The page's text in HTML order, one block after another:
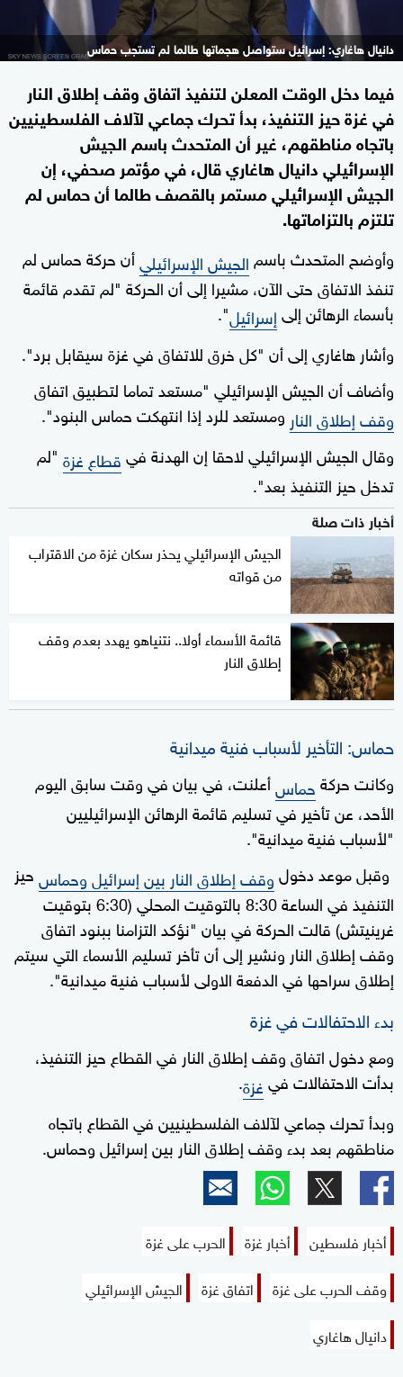
دانيال هاغاري: إسرائيل ستواصل هجماتها طالما لم تستجب حماس
فيما دخل الوقت المعلن لتنفيذ اتفاق وقف إطلاق النار
في غزة حيز التنفيذ، بدأ تحرك جماعي لآلاف الفلسطينيين
باتجاه مناطقهم، غير أن المتحدث باسم الجيش
الإسرائيلي دانيال هاغاري قال، في مؤتمر صحفي، إن
الجيش الإسرائيلي مستمر بالقصف طالما أن حماس لم
تلتزم بالتزاماتها.
وأوضح المتحدث باسمالجيش الإسرائيليأن حركة حماس لم
تنفذ الاتفاق حتى الآن، مشيرا إلى أن الحركة "لم تقدم قائمة
بأسماء الرهائن إلىإسرائيل".
وأشار هاغاري إلى أن "كل خرق للاتفاق في غزة سيقابل برد".
وأضاف أن الجيش الإسرائيلي "مستعد تماما لتطبيق اتفاق
وقف إطلاق النار ومستعد للرد إذا انتهكت حماس البنود".
وقال الجيش الإسرائيلي لاحقا إن الهدنة فيقطاع غزة "لم
تدخل حيز التنفيذ بعد".
أخبار ذات صلة
الجيش الإسرائيلي يحذر سكان غزة من الاقتراب
من قواته
قائمة الأسماء أولا.. نتنياهو يهدد بعدم وقف
إطلاق النار
حماس: التأخير لأسباب فنية ميدانية
وكانت حركةحماسأعلنت، في بيان في وقت سابق اليوم
الأحد، عن تأخير في تسليم قائمة الرهائن الإسرائيليين
"لأسباب فنية ميدانية".
وقبل موعد دخولوقف إطلاق النار بين إسرائيل وحماسحيز
التنفيذ في الساعة 8:30 بالتوقيت المحلي (6:30 بتوقيت
غرينيتش) قالت الحركة في بيان "نؤكد التزامنا ببنود اتفاق
وقف إطلاق النار ونشير إلى أن تأخر تسليم الأسماء التي سيتم
إطلاق سراحها في الدفعة الاولى لأسباب فنية ميدانية".
بدء الاحتفالات في غزة
ومع دخول اتفاق وقف إطلاق النار في القطاع حيز التنفيذ،
بدأت الاحتفالات فيغزة.
وبدأ تحرك جماعي لآلاف الفلسطينيين في القطاع باتجاه
مناطقهم بعد بدء وقف إطلاق النار بين إسرائيل وحماس.
أخبار فلسطين أخبار غزة
الحرب على غزة
وقف الحرب على غزة
اتفاق غزة
الجيش الإسرائيلي
دانيال هاغاري